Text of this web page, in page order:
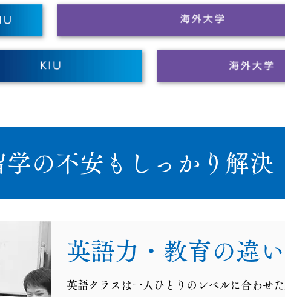
の不安もしっかり解決
英語力・教育の違
英語クラスは一人ひとりのレベルに合わせ